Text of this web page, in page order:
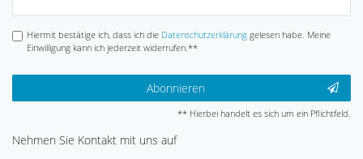
Hiermit bestätige ich, dass ich die Daten­schutz­erklärunggelesen habe. Meine
Einwilligung kann ich jederzeit widerrufen.**
Abonnieren
** Hierbei handelt es sich um ein Pflichtfeld.
Nehmen Sie Kontakt mit uns auf